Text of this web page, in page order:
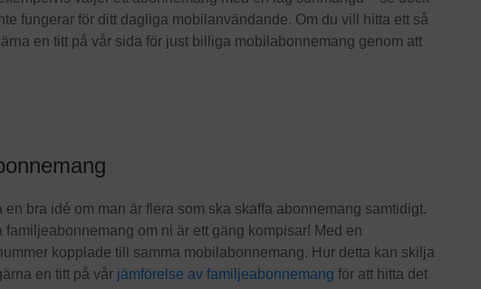
fungerar för ditt dagliga mobilanvändande. Om du vill hitta ett så
en titt på vår sida för just billiga mobilabonnemang genom att
bra idé om man är flera som ska skaffa abonnemang samtidigt.
om ni är ett gäng kompisar! Med en
kopplade till samma mobilabonnemang. Hur detta kan skilja
en titt på vår jämförelse av familjeabonnemang för att hitta det